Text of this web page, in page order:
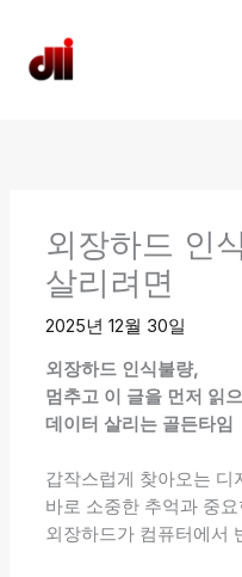
외장하드 인
살리려면
2025년 12월 30일
외장하드 인식불량,
멈추고 이 글을 먼저 읽
데이터 살리는 골든타임
갑작스럽게 찾아오는 디
바로 소중한 추억과 중
외장하드가 컴퓨터에서